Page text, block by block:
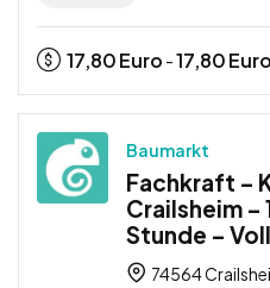
17,80Euro -17,80Euro
Baumarkt
Fachkraft –
Crailsheim –
Stunde –
74564